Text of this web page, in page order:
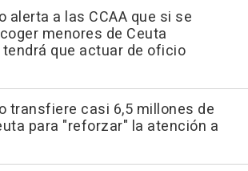
alerta a las CCAA que si se
menores de Ceuta
que actuar de oficio
transfiere casi 6,5 millones de
para "reforzar" la atención a